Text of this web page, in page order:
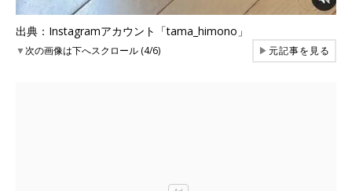
出典：Instagramアカウント「tama_himono」
▼次の画像は下へスクロール (4/6) ▶元記事を見る